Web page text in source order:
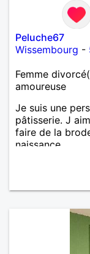
Peluche67
Wissembourg -
Femme
amoureuse
Je suis une
pâtisserie. J
faire de la
naissance.